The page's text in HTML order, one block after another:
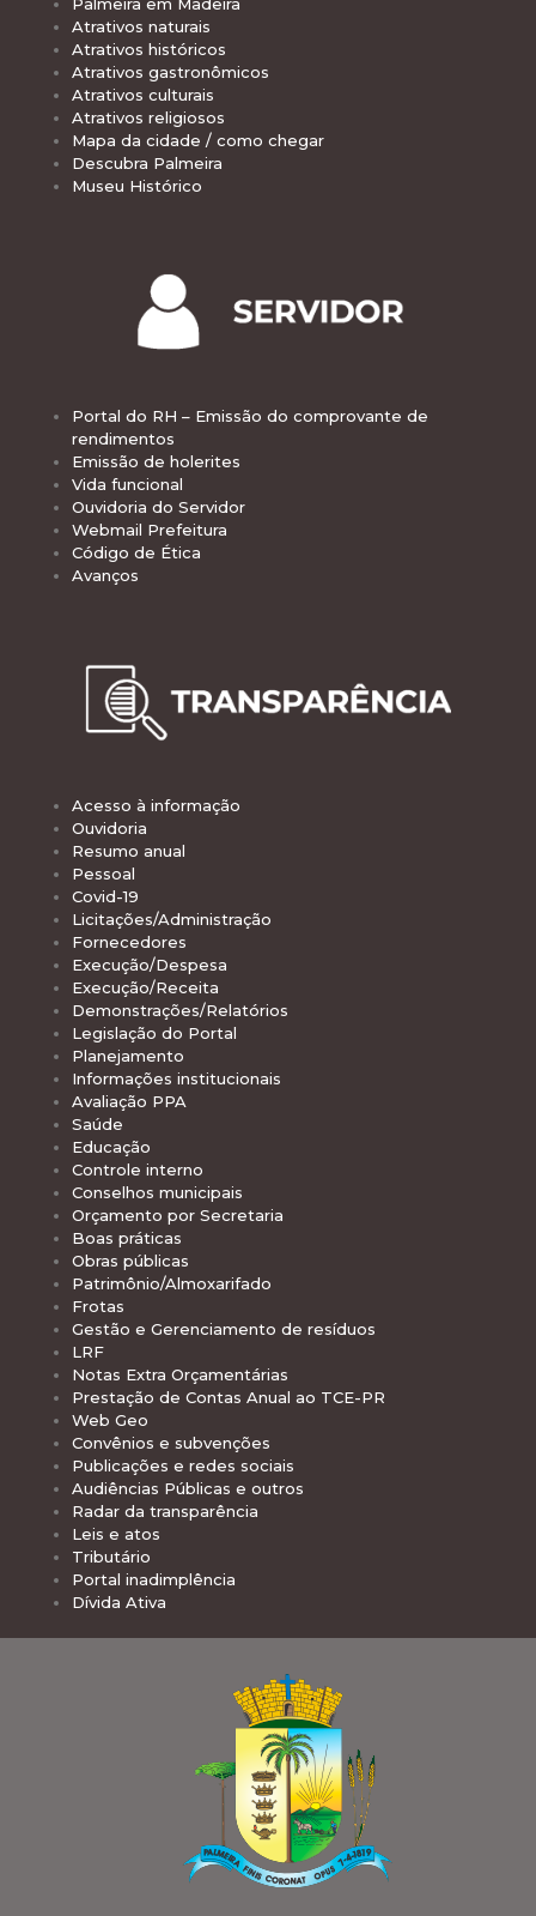
Palmeira em Madeira
Atrativos naturais
Atrativos históricos
Atrativos gastronômicos
Atrativos culturais
Atrativos religiosos
Mapa da cidade / como chegar
Descubra Palmeira
Museu Histórico
Portal do RH – Emissão do comprovante de
rendimentos
Emissão de holerites
Vida funcional
Ouvidoria do Servidor
Webmail Prefeitura
Código de Ética
Avanços
Acesso à informação
Ouvidoria
Resumo anual
Pessoal
Covid-19
Licitações/Administração
Fornecedores
Execução/Despesa
Execução/Receita
Demonstrações/Relatórios
Legislação do Portal
Planejamento
Informações institucionais
Avaliação PPA
Saúde
Educação
Controle interno
Conselhos municipais
Orçamento por Secretaria
Boas práticas
Obras públicas
Patrimônio/Almoxarifado
Frotas
Gestão e Gerenciamento de resíduos
LRF
Notas Extra Orçamentárias
Prestação de Contas Anual ao TCE-PR
Web Geo
Convênios e subvenções
Publicações e redes sociais
Audiências Públicas e outros
Radar da transparência
Leis e atos
Tributário
Portal inadimplência
Dívida Ativa